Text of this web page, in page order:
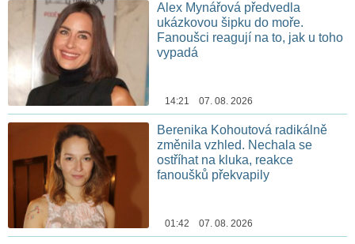
Alex Mynářová předvedla
ukázkovou šipku do moře.
Fanoušci reagují na to, jak u toho
vypadá
14:21 07. 08. 2026
Berenika Kohoutová radikálně
změnila vzhled. Nechala se
ostříhat na kluka, reakce
fanoušků překvapily
01:42 07. 08. 2026